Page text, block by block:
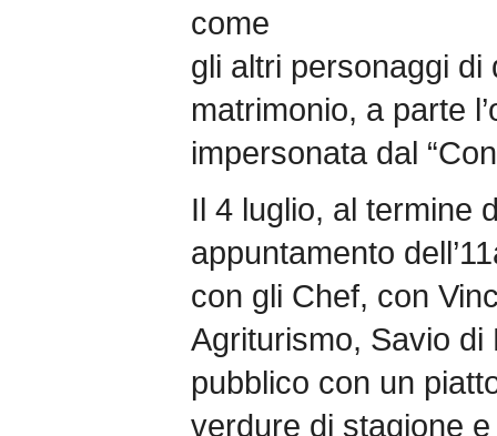
come
gli altri personaggi
matrimonio, a parte
impersonata dal
Il 4 luglio, al termine
appuntamento
con gli Chef, con
Agriturismo, Savio
pubblico con un
verdure di stagione